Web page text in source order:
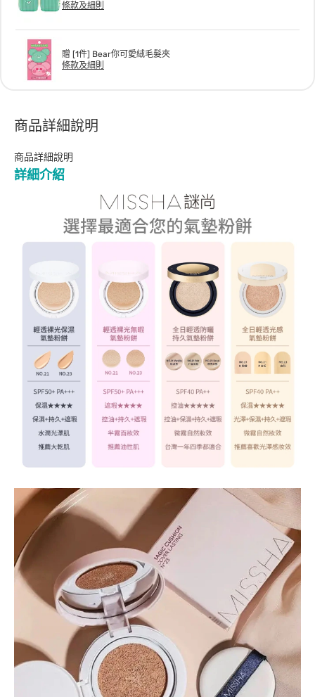
條款及細則
贈 [1件] Bear你可愛絨毛髮夾
條款及細則
商品詳細說明
商品詳細說明
詳細介紹